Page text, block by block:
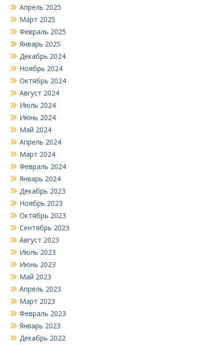
Апрель 2025
Март 2025
Февраль 2025
Январь 2025
Декабрь 2024
Ноябрь 2024
Октябрь 2024
Август 2024
Июль 2024
Июнь 2024
Май 2024
Апрель 2024
Март 2024
Февраль 2024
Январь 2024
Декабрь 2023
Ноябрь 2023
Октябрь 2023
Сентябрь 2023
Август 2023
Июль 2023
Июнь 2023
Май 2023
Апрель 2023
Март 2023
Февраль 2023
Январь 2023
Декабрь 2022